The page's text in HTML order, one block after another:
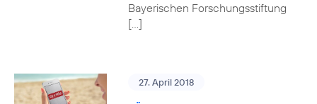
Bayerischen Forschungsstiftung
[…]
27. April 2018